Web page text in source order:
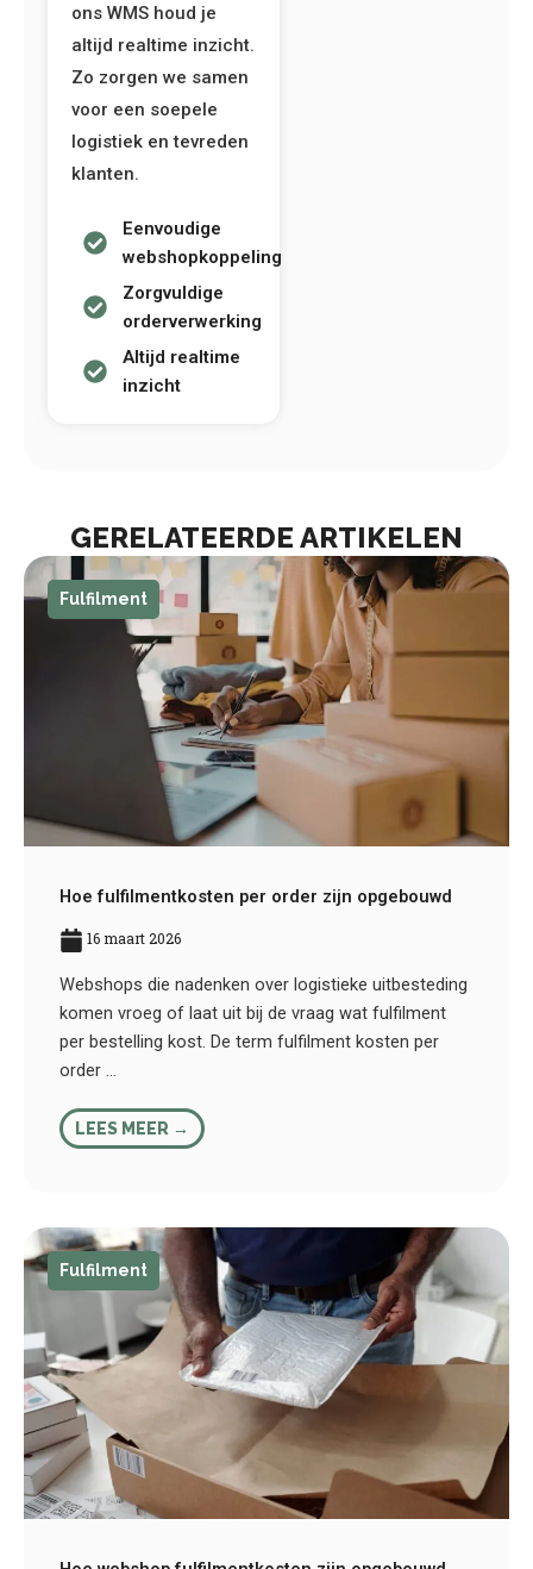
ons WMS houd je
altijd realtime inzicht.
Zo zorgen we samen
voor een soepele
logistiek en tevreden
klanten.
Eenvoudige
webshopkoppeling
Zorgvuldige
orderverwerking
Altijd realtime
inzicht
GERELATEERDE ARTIKELEN
Fulfilment
Hoe fulfilmentkosten per order zijn opgebouwd
16 maart 2026
Webshops die nadenken over logistieke uitbesteding
komen vroeg of laat uit bij de vraag wat fulfilment
per bestelling kost. De term fulfilment kosten per
order ...
LEES MEER →
Fulfilment